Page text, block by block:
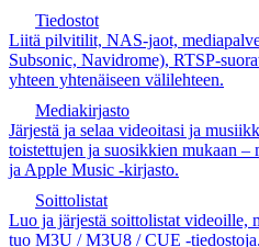
Tiedostot
Liitä pilvitilit, NAS-jaot,
Subsonic, Navidrome), RTSP-
yhteen yhtenäiseen välilehteen.
Mediakirjasto
Järjestä ja selaa videoitasi ja
toistettujen ja suosikkien mukaan
ja Apple Music -kirjasto.
Soittolistat
Luo ja järjestä soittolistat videoille,
tuo M3U / M3U8 / CUE -tiedostoja.